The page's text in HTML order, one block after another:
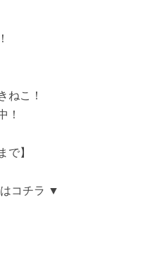
ねこ！
！
で】
コチラ ▼